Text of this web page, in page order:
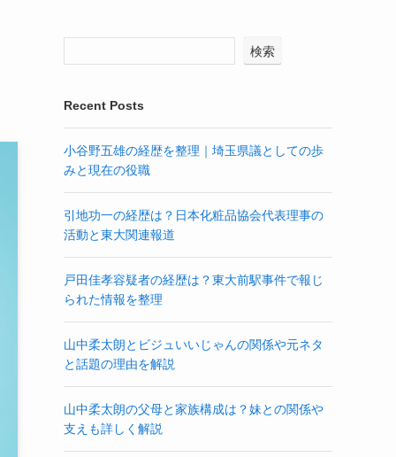
検索
Recent Posts
小谷野五雄の経歴を整理｜埼玉県議としての歩
みと現在の役職
引地功一の経歴は？日本化粧品協会代表理事の
活動と東大関連報道
戸田佳孝容疑者の経歴は？東大前駅事件で報じ
られた情報を整理
山中柔太朗とビジュいいじゃんの関係や元ネタ
と話題の理由を解説
山中柔太朗の父母と家族構成は？妹との関係や
支えも詳しく解説